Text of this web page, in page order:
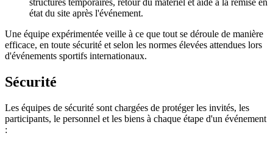
état du site après l'événement.
Une équipe expérimentée veille à ce que tout se déroule de manière
efficace, en toute sécurité et selon les normes élevées attendues lors
d'événements sportifs internationaux.
Sécurité
Les équipes de sécurité sont chargées de protéger les invités, les
participants, le personnel et les biens à chaque étape d'un événement
: